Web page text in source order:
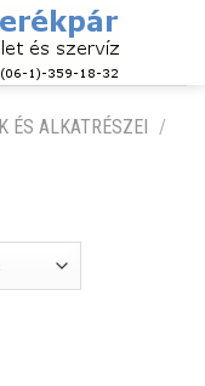
ÉS ALKATRÉSZEI /